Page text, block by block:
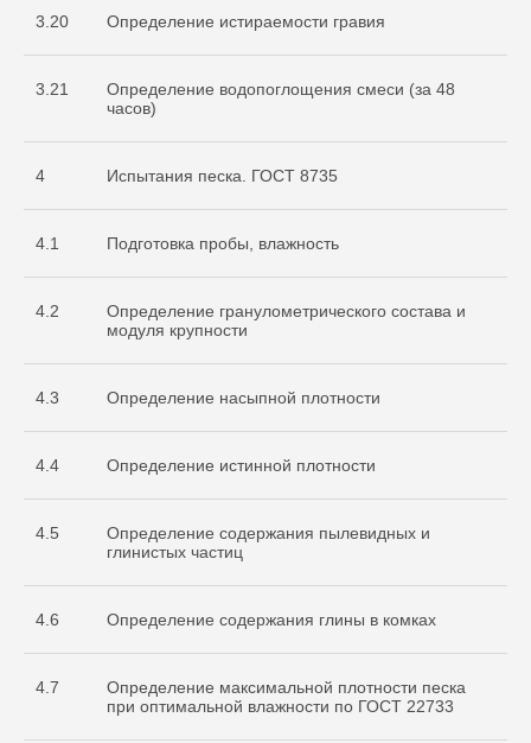
3.20 Определение истираемости гравия
3.21
Определение водопоглощения смеси (за 48
часов)
4 Испытания песка. ГОСТ 8735
4.1 Подготовка пробы, влажность
4.2
Определение гранулометрического состава и
модуля крупности
4.3 Определение насыпной плотности
4.4 Определение истинной плотности
4.5
Определение содержания пылевидных и
глинистых частиц
4.6 Определение содержания глины в комках
4.7
Определение максимальной плотности песка
при оптимальной влажности по ГОСТ 22733